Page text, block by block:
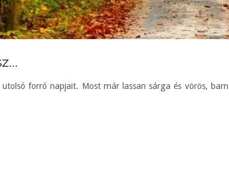
forró napjait. Most már lassan sárga és vörös,